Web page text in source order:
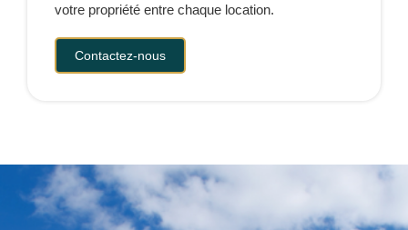
votre propriété entre chaque location.
Contactez-nous